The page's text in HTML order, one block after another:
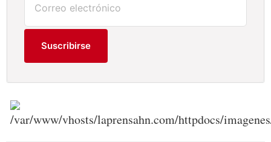
Suscribirse